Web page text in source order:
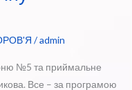
/admin
№5 та приймальне
Все – за програмою